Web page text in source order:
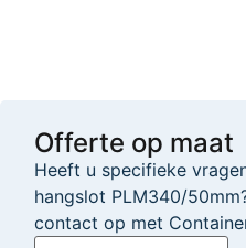
Offerte op maat
Heeft u specifieke
hangslot PLM340/
contact op met